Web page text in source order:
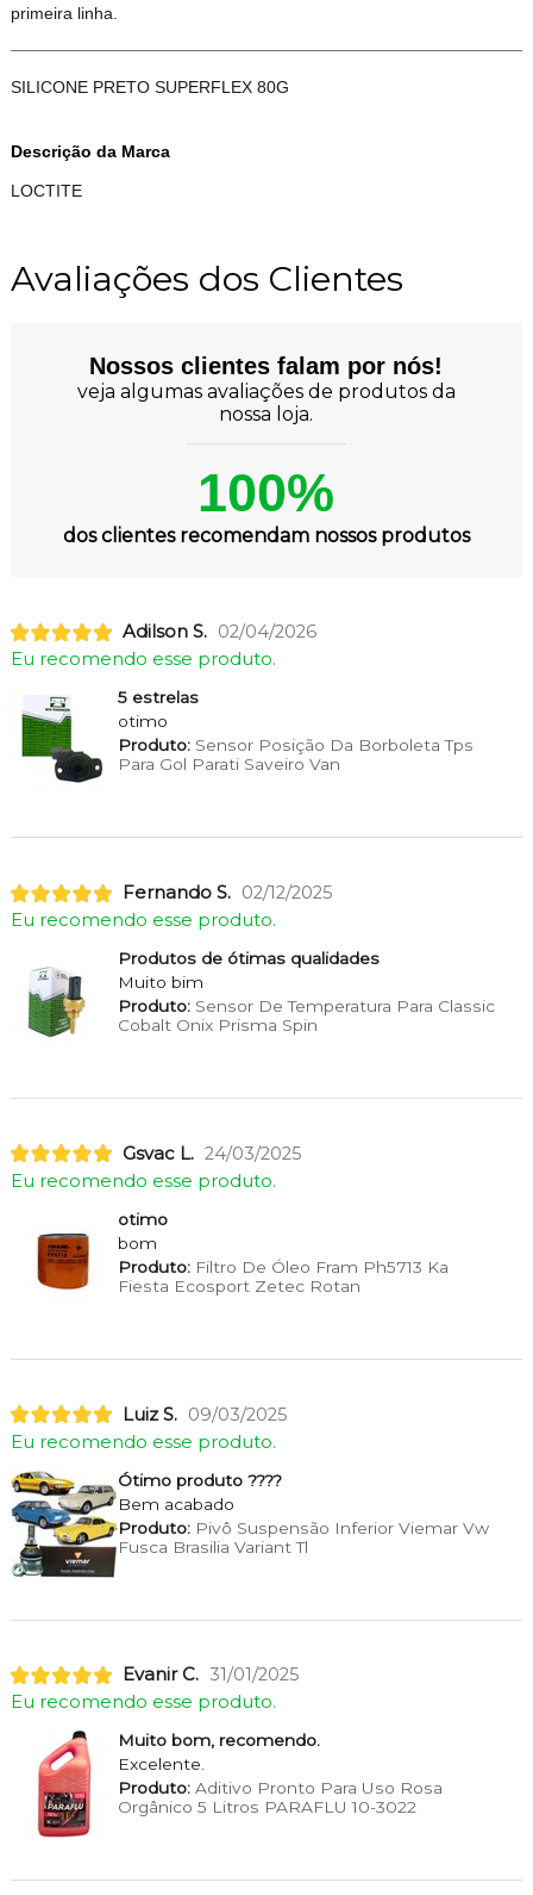
primeira linha.
SILICONE PRETO SUPERFLEX 80G
Descrição da Marca
LOCTITE
Avaliações dos Clientes
Nossos clientes falam por nós!
veja algumas avaliações de produtos da
nossa loja.
100%
dos clientes recomendam nossos produtos
Adilson S. 02/04/2026
Eu recomendo esse produto.
5 estrelas
otimo
Produto:Sensor Posição Da Borboleta Tps
Para Gol Parati Saveiro Van
Fernando S. 02/12/2025
Eu recomendo esse produto.
Produtos de ótimas qualidades
Muito bim
Produto:Sensor De Temperatura Para Classic
Cobalt Onix Prisma Spin
Gsvac L. 24/03/2025
Eu recomendo esse produto.
otimo
bom
Produto:Filtro De Óleo Fram Ph5713 Ka
Fiesta Ecosport Zetec Rotan
Luiz S. 09/03/2025
Eu recomendo esse produto.
Ótimo produto ????
Bem acabado
Produto:Pivô Suspensão Inferior Viemar Vw
Fusca Brasilia Variant Tl
Evanir C. 31/01/2025
Eu recomendo esse produto.
Muito bom, recomendo.
Excelente.
Produto:Aditivo Pronto Para Uso Rosa
Orgânico 5 Litros PARAFLU 10-3022